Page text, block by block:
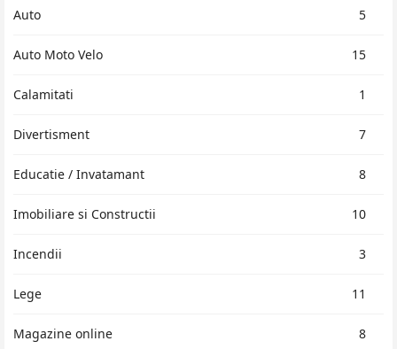
Auto 5
Auto Moto Velo 15
Calamitati 1
Divertisment 7
Educatie / Invatamant 8
Imobiliare si Constructii 10
Incendii 3
Lege 11
Magazine online 8